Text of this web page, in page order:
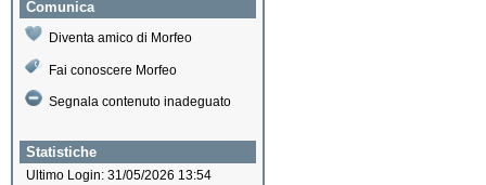
Comunica
Diventa amico di Morfeo
Fai conoscere Morfeo
Segnala contenuto inadeguato
Statistiche
Ultimo Login: 31/05/2026 13:54